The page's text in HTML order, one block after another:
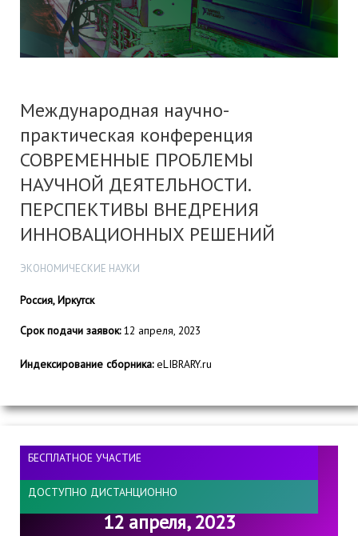
Международная научно-
практическая конференция
СОВРЕМЕННЫЕ ПРОБЛЕМЫ
НАУЧНОЙ ДЕЯТЕЛЬНОСТИ.
ПЕРСПЕКТИВЫ ВНЕДРЕНИЯ
ИННОВАЦИОННЫХ РЕШЕНИЙ
ЭКОНОМИЧЕСКИЕ НАУКИ
Россия, Иркутск
Срок подачи заявок:12 апреля, 2023
Индексирование сборника:eLIBRARY.ru
БЕСПЛАТНОЕ УЧАСТИЕ
ДОСТУПНО ДИСТАНЦИОННО
12 апреля, 2023